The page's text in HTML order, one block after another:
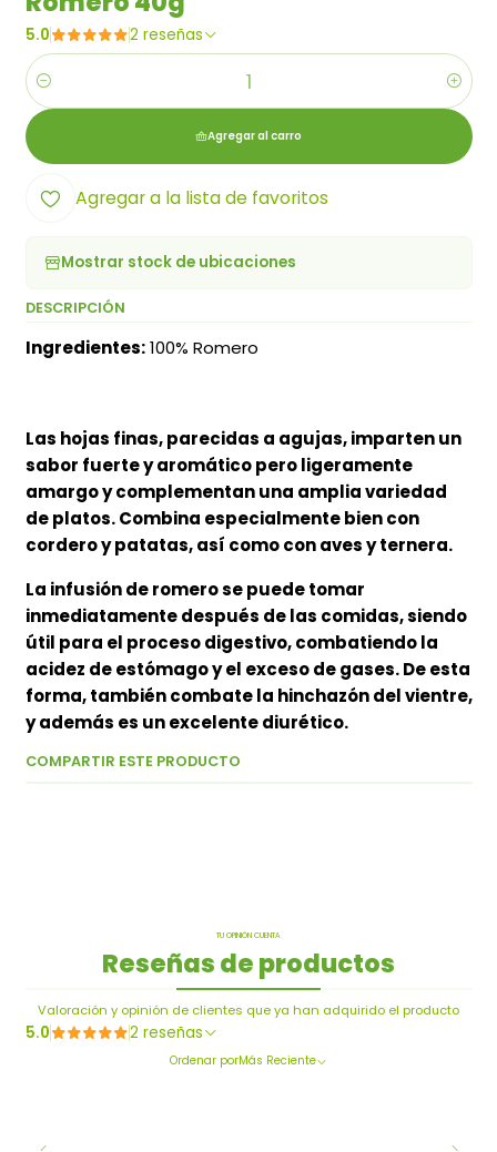
5.0 2 reseñas
Cantidad
Agregar al carro
Agregar a la lista de favoritos
Mostrar stock de ubicaciones
DESCRIPCIÓN
Ingredientes:100% Romero
Las hojas finas, parecidas a agujas, imparten un
sabor fuerte y aromático pero ligeramente
amargo y complementan una amplia variedad
de platos. Combina especialmente bien con
cordero y patatas, así como con aves y ternera.
La infusión de romero se puede tomar
inmediatamente después de las comidas, siendo
útil para el proceso digestivo, combatiendo la
acidez de estómago y el exceso de gases. De esta
forma, también combate la hinchazón del vientre,
y además es un excelente diurético.
COMPARTIR ESTE PRODUCTO
TU OPINIÓN CUENTA
Reseñas de productos
Valoración y opinión de clientes que ya han adquirido el producto
5.0 2 reseñas
Ordenar porMás Reciente